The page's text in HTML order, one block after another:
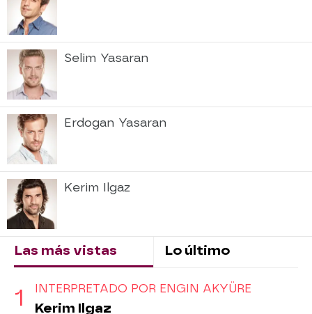
Selim Yasaran
Erdogan Yasaran
Kerim Ilgaz
Las más vistas Lo último
INTERPRETADO POR ENGIN AKYÜRE
Kerim Ilgaz